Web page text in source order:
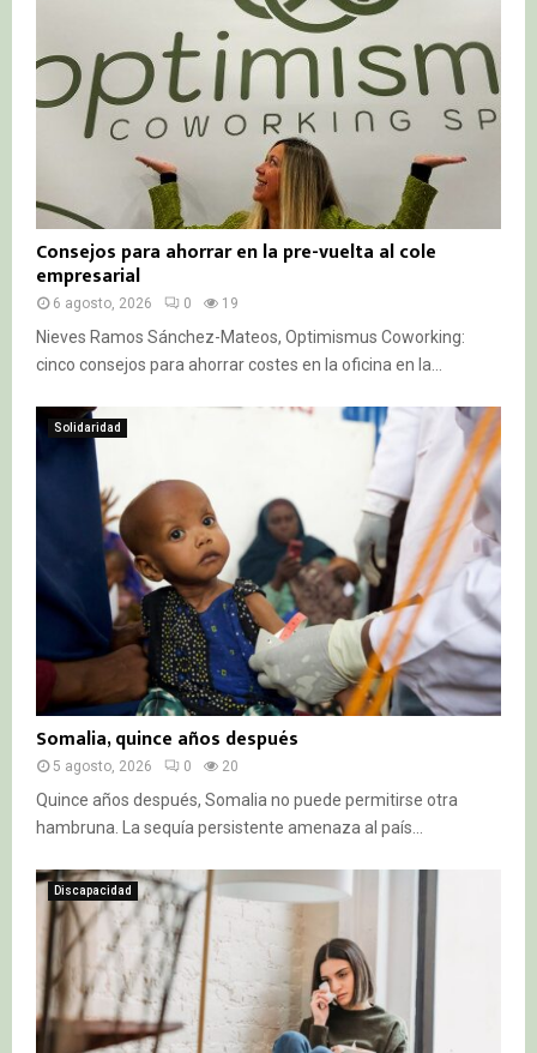
Consejos para ahorrar en la pre-vuelta al cole
empresarial
6 agosto, 2026 0 19
Nieves Ramos Sánchez-Mateos, Optimismus Coworking:
cinco consejos para ahorrar costes en la oficina en la...
Solidaridad
Somalia, quince años después
5 agosto, 2026 0 20
Quince años después, Somalia no puede permitirse otra
hambruna. La sequía persistente amenaza al país...
Discapacidad